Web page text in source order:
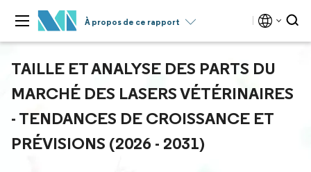
À propos de ce rapport
TAILLE ET ANALYSE DES PARTS DU
MARCHÉ DES LASERS VÉTÉRINAIRES
- TENDANCES DE CROISSANCE ET
PRÉVISIONS (2026 - 2031)